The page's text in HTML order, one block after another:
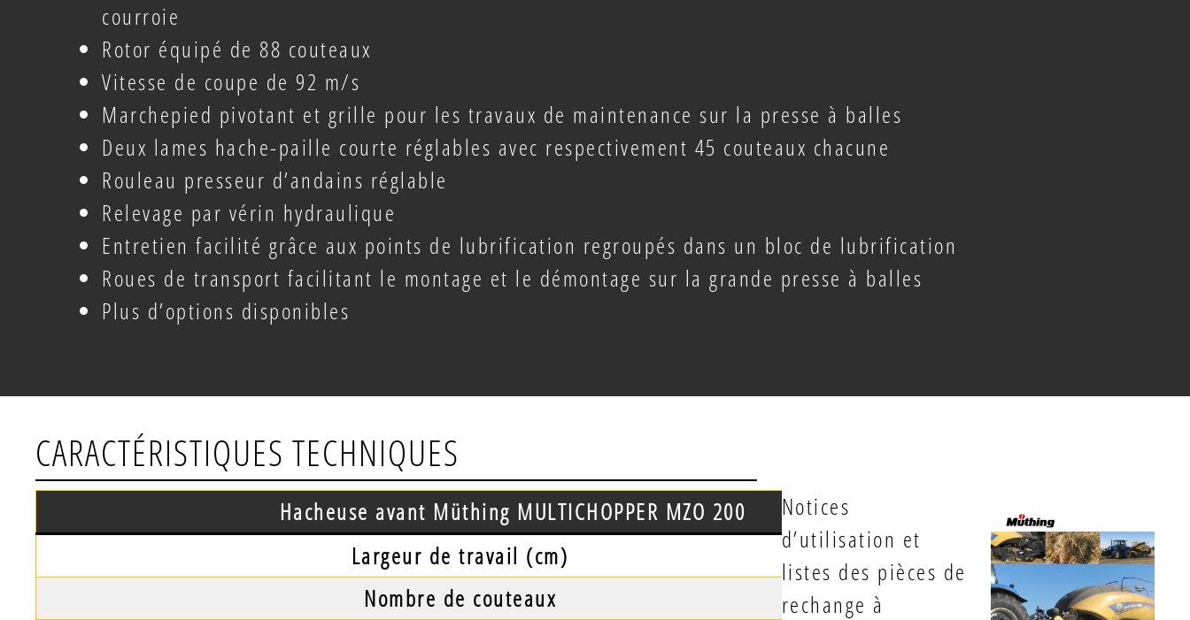
courroie
Rotor équipé de 88 couteaux
Vitesse de coupe de 92 m/s
Marchepied pivotant et grille pour les travaux de maintenance sur la presse à balles
Deux lames hache-paille courte réglables avec respectivement 45 couteaux chacune
Rouleau presseur d’andains réglable
Relevage par vérin hydraulique
Entretien facilité grâce aux points de lubrification regroupés dans un bloc de lubrification
Roues de transport facilitant le montage et le démontage sur la grande presse à balles
Plus d’options disponibles
CARACTÉRISTIQUES TECHNIQUES
Hacheuse avant Müthing MULTICHOPPER MZO 200
Largeur de travail (cm)
Nombre de couteaux
Notices
d’utilisation et
listes des pièces de
rechange à